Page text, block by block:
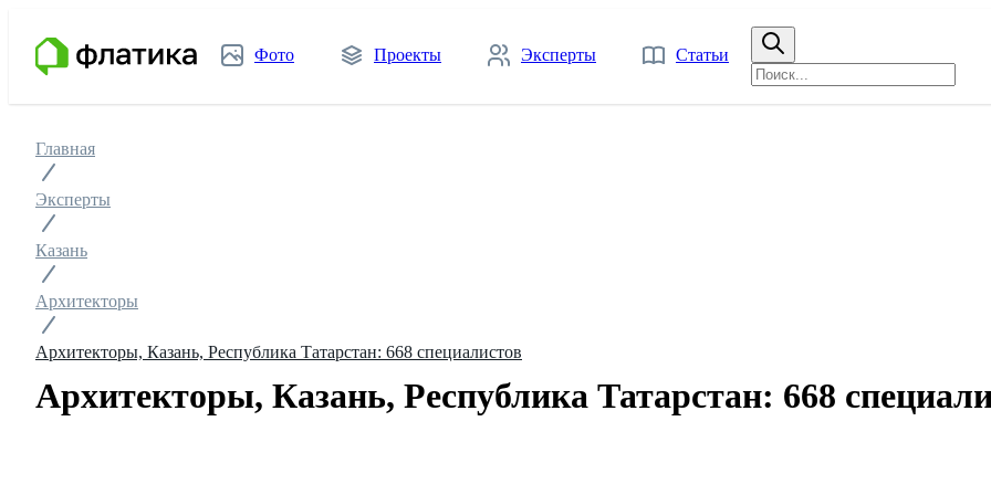
Фото Проекты Эксперты Статьи
Главная
Эксперты
Казань
Архитекторы
Архитекторы, Казань, Республика Татарстан: 668 специалистов
Архитекторы, Казань, Республика Татарстан: 668